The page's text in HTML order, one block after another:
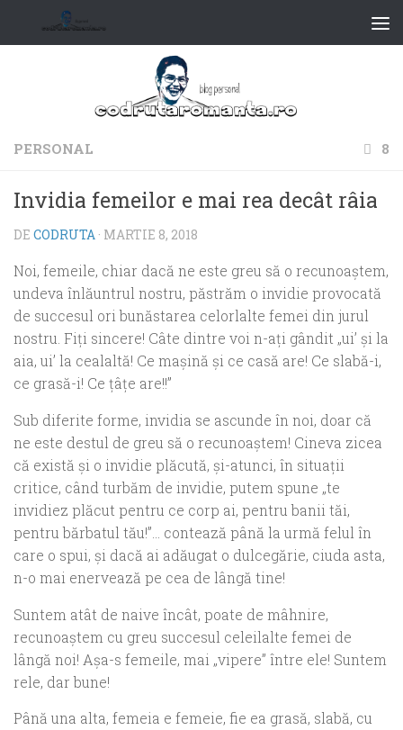
PERSONAL 8
Invidia femeilor e mai rea decât râia
DE CODRUTA · MARTIE 8, 2018
Noi, femeile, chiar dacă ne este greu să o recunoaştem,
undeva înlăuntrul nostru, păstrăm o invidie provocată
de succesul ori bunăstarea celorlalte femei din jurul
nostru. Fiţi sincere! Câte dintre voi n-aţi gândit „ui’ şi la
aia, ui’ la cealaltă! Ce maşină şi ce casă are! Ce slabă-i,
ce grasă-i! Ce ţâţe are!!”
Sub diferite forme, invidia se ascunde în noi, doar că
ne este destul de greu să o recunoaştem! Cineva zicea
că există şi o invidie plăcută, şi-atunci, în situaţii
critice, când turbăm de invidie, putem spune „te
invidiez plăcut pentru ce corp ai, pentru banii tăi,
pentru bărbatul tău!”… contează până la urmă felul în
care o spui, şi dacă ai adăugat o dulcegărie, ciuda asta,
n-o mai enervează pe cea de lângă tine!
Suntem atât de naive încât, poate de mâhnire,
recunoaştem cu greu succesul celeilalte femei de
lângă noi! Aşa-s femeile, mai „vipere” între ele! Suntem
rele, dar bune!
Până una alta, femeia e femeie, fie ea grasă, slabă, cu